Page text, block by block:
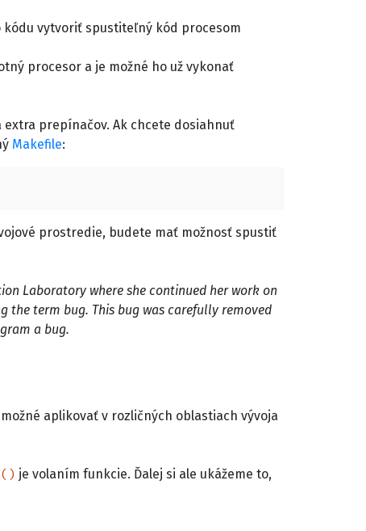
kódu vytvoriť spustiteľný kód procesom
procesor a je možné ho už vykonať
prepínačov. Ak chcete dosiahnuť
Makefile:
prostredie, budete mať možnosť spustiť
Laboratory where she continued her work on
the term bug. This bug was carefully removed
a bug.
aplikovať v rozličných oblastiach vývoja
je volaním funkcie. Ďalej si ale ukážeme to,